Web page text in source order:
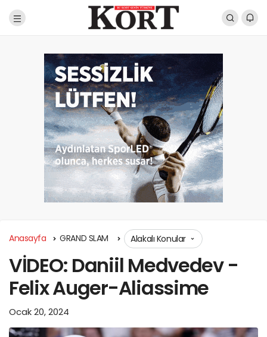
Anasayfa GRAND SLAM Alakalı Konular
VİDEO: Daniil Medvedev -
Felix Auger-Aliassime
Ocak 20, 2024